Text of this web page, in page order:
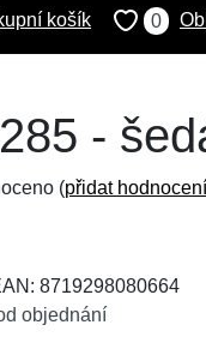
0
košík
-
(přidat hodnocení
8719298080664
objednání